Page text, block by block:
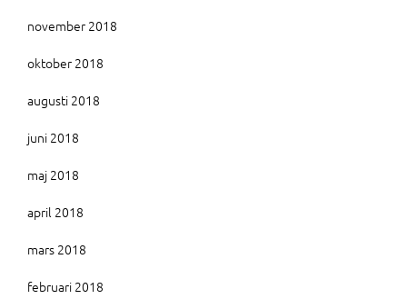
november 2018
oktober 2018
augusti 2018
juni 2018
maj 2018
april 2018
mars 2018
februari 2018